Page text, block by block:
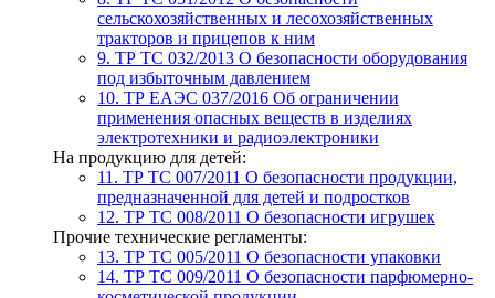
сельскохозяйственных и лесохозяйственных
тракторов и прицепов к ним
9. ТР ТС 032/2013 О безопасности оборудования
под избыточным давлением
10. ТР ЕАЭС 037/2016 Об ограничении
применения опасных веществ в изделиях
электротехники и радиоэлектроники
На продукцию для детей:
11. ТР ТС 007/2011 О безопасности продукции,
предназначенной для детей и подростков
12. ТР ТС 008/2011 О безопасности игрушек
Прочие технические регламенты:
13. ТР ТС 005/2011 О безопасности упаковки
14. ТР ТС 009/2011 О безопасности парфюмерно-